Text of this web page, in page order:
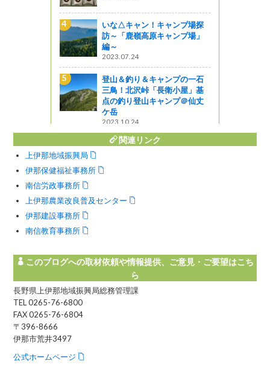
いな△キャン！キャンプ場探
訪～「鹿嶺高原キャンプ場」
編～
2023.07.24
登山＆釣り＆キャンプの一石
三鳥！北沢峠「長衛小屋」基
点の釣り登山キャンプ＠仙丈
ケ岳
2023.10.24
関連リンク
上伊那地域振興局
伊那保健福祉事務所
南信労政事務所
上伊那農業改良普及センター
伊那建設事務所
南信教育事務所
このブログへの取材依頼や情報提供、ご意見・ご要望はこち
ら
長野県上伊那地域振興局総務管理課
TEL 0265-76-6800
FAX 0265-76-6804
〒396-8666
伊那市荒井3497
公式ホームページ